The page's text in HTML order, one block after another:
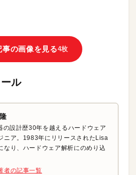
事の画像を見る4枚
ル
の設計歴30年を越えるハードウェア
ニア。1983年にリリースされたLisa
なり、ハードウェア解析にのめり込
者の記事一覧